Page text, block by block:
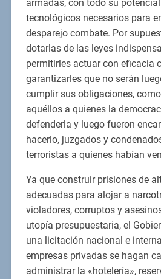
armadas, con todo su
tecnológicos necesarios para
desparejo combate. Por
dotarlas de las leyes
permitirles actuar con eficacia
garantizarles que no serán
cumplir sus obligaciones,
aquéllos a quienes la
defenderla y luego fueron
hacerlo, juzgados y
terroristas a quienes habían
Ya que construir prisiones de
adecuadas para alojar a
violadores, corruptos y
utopía presupuestaria, el
una licitación nacional e
empresas privadas se hagan
administrar la «hotelería»,